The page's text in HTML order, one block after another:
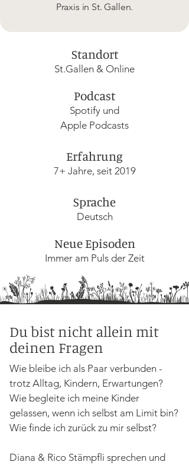
Praxis in St. Gallen.
Standort
St.Gallen & Online
Podcast
Spotify und
Apple Podcasts
Erfahrung
7+ Jahre, seit 2019
Sprache
Deutsch
Neue Episoden
Immer am Puls der Zeit
Du bist nicht allein mit
deinen Fragen
Wie bleibe ich als Paar verbunden -
trotz Alltag, Kindern, Erwartungen?
Wie begleite ich meine Kinder
gelassen, wenn ich selbst am Limit bin?
Wie finde ich zurück zu mir selbst?
Diana & Rico Stämpfli sprechen und